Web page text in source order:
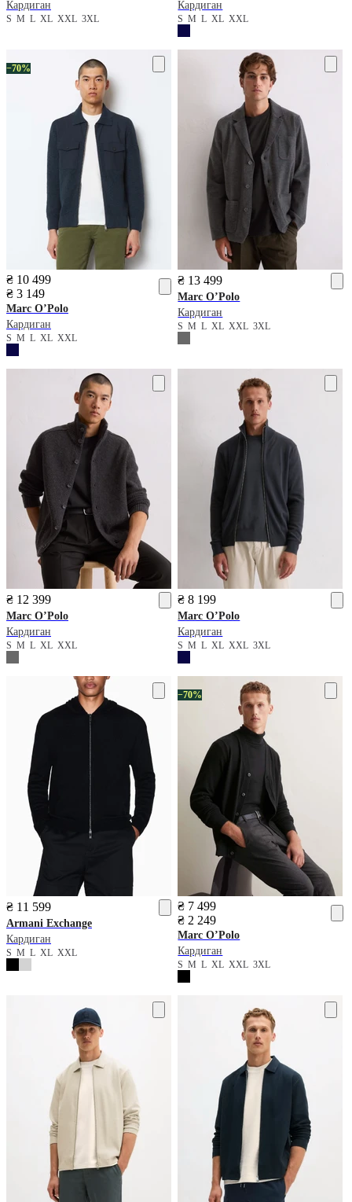
Кардиган
S M L XL XXL 3XL
Кардиган
SMLXLXXL
−70%
₴ 10 499
₴ 3 149
Marc O’Polo
Кардиган
S M L XL XXL
₴ 13 499
Marc O’Polo
Кардиган
SMLXLXXL3XL
₴ 12 399
Marc O’Polo
Кардиган
S M L XL XXL
₴ 8 199
Marc O’Polo
Кардиган
SMLXLXXL3XL
₴ 11 599
Armani Exchange
Кардиган
S M L XL XXL
−70%
₴ 7 499
₴ 2 249
Marc O’Polo
Кардиган
SMLXLXXL3XL